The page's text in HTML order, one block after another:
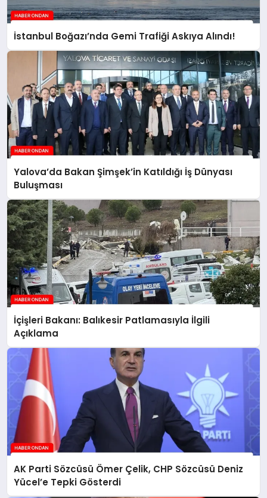
İstanbul Boğazı’nda Gemi Trafiği Askıya Alındı!
Yalova’da Bakan Şimşek’in Katıldığı İş Dünyası
Buluşması
İçişleri Bakanı: Balıkesir Patlamasıyla İlgili
Açıklama
AK Parti Sözcüsü Ömer Çelik, CHP Sözcüsü Deniz
Yücel’e Tepki Gösterdi